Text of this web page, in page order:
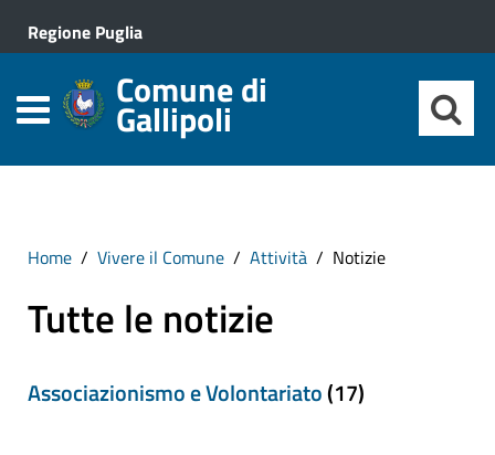
Regione Puglia
Comune di
Gallipoli
Home Vivere il Comune Attività Notizie
Tutte le notizie
Associazionismo e Volontariato(17)